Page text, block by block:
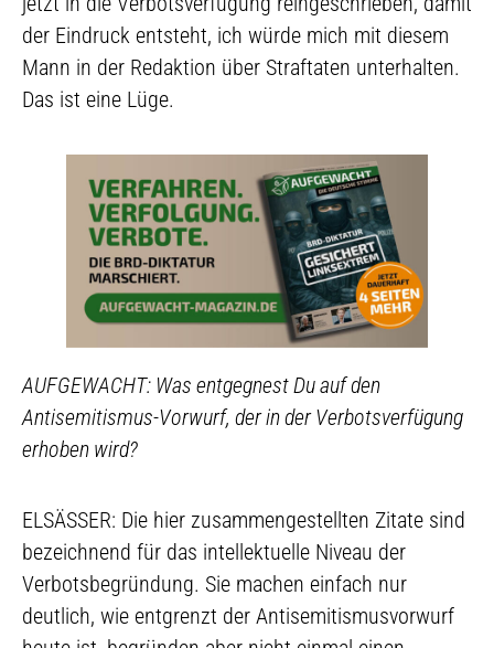
der Eindruck entsteht, ich würde mich mit diesem
Mann in der Redaktion über Straftaten unterhalten.
Das ist eine Lüge.
AUFGEWACHT: Was entgegnest Du auf den
Antisemitismus-Vorwurf, der in der Verbotsverfügung
erhoben wird?
ELSÄSSER: Die hier zusammengestellten Zitate sind
bezeichnend für das intellektuelle Niveau der
Verbotsbegründung. Sie machen einfach nur
deutlich, wie entgrenzt der Antisemitismusvorwurf